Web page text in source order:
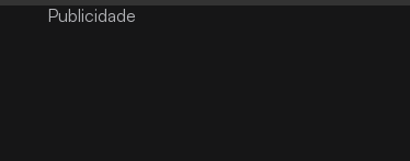
Publicidade